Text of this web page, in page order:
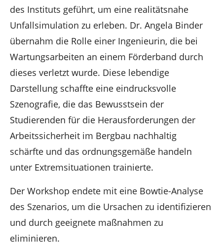
des Instituts geführt, um eine realitätsnahe
Unfallsimulation zu erleben. Dr. Angela Binder
übernahm die Rolle einer Ingenieurin, die bei
Wartungsarbeiten an einem Förderband durch
dieses verletzt wurde. Diese lebendige
Darstellung schaffte eine eindrucksvolle
Szenografie, die das Bewusstsein der
Studierenden für die Herausforderungen der
Arbeitssicherheit im Bergbau nachhaltig
schärfte und das ordnungsgemäße handeln
unter Extremsituationen trainierte.
Der Workshop endete mit eine Bowtie-Analyse
des Szenarios, um die Ursachen zu identifizieren
und durch geeignete maßnahmen zu
eliminieren.